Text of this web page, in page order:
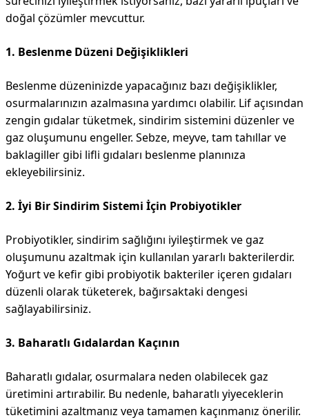
doğal çözümler mevcuttur.
1. Beslenme Düzeni Değişiklikleri
Beslenme düzeninizde yapacağınız bazı değişiklikler,
osurmalarınızın azalmasına yardımcı olabilir. Lif açısından
zengin gıdalar tüketmek, sindirim sistemini düzenler ve
gaz oluşumunu engeller. Sebze, meyve, tam tahıllar ve
baklagiller gibi lifli gıdaları beslenme planınıza
ekleyebilirsiniz.
2. İyi Bir Sindirim Sistemi İçin Probiyotikler
Probiyotikler, sindirim sağlığını iyileştirmek ve gaz
oluşumunu azaltmak için kullanılan yararlı bakterilerdir.
Yoğurt ve kefir gibi probiyotik bakteriler içeren gıdaları
düzenli olarak tüketerek, bağırsaktaki dengesi
sağlayabilirsiniz.
3. Baharatlı Gıdalardan Kaçının
Baharatlı gıdalar, osurmalara neden olabilecek gaz
üretimini artırabilir. Bu nedenle, baharatlı yiyeceklerin
tüketimini azaltmanız veya tamamen kaçınmanız önerilir.